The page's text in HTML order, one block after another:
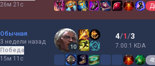
26м 21с
Обычная
3 недели назад
Победа
15м 11с
10
4/1/3
7.00:1 KDA